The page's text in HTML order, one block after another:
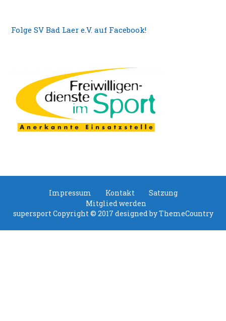
Folge SV Bad Laer e.V. auf Facebook!
Impressum Kontakt
Satzung
Mitglied werden
supersport Copyright © 2017 designed byThemeCountry